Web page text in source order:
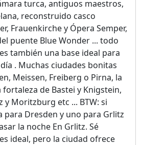
turca, antiguos maestros,
reconstruido casco
Frauenkirche y Ópera Semper,
puente Blue Wonder ... todo
también una base ideal para
. Muchas ciudades bonitas
Meissen, Freiberg o Pirna, la
fortaleza de Bastei y Knigstein,
y Moritzburg etc ... BTW: si
para Dresden y uno para Grlitz
la noche En Grlitz. Sé
ideal, pero la ciudad ofrece